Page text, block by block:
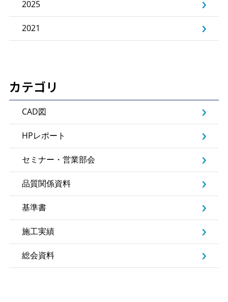
2025
2021
カテゴリ
CAD図
HPレポート
セミナー・営業部会
品質関係資料
基準書
施工実績
総会資料